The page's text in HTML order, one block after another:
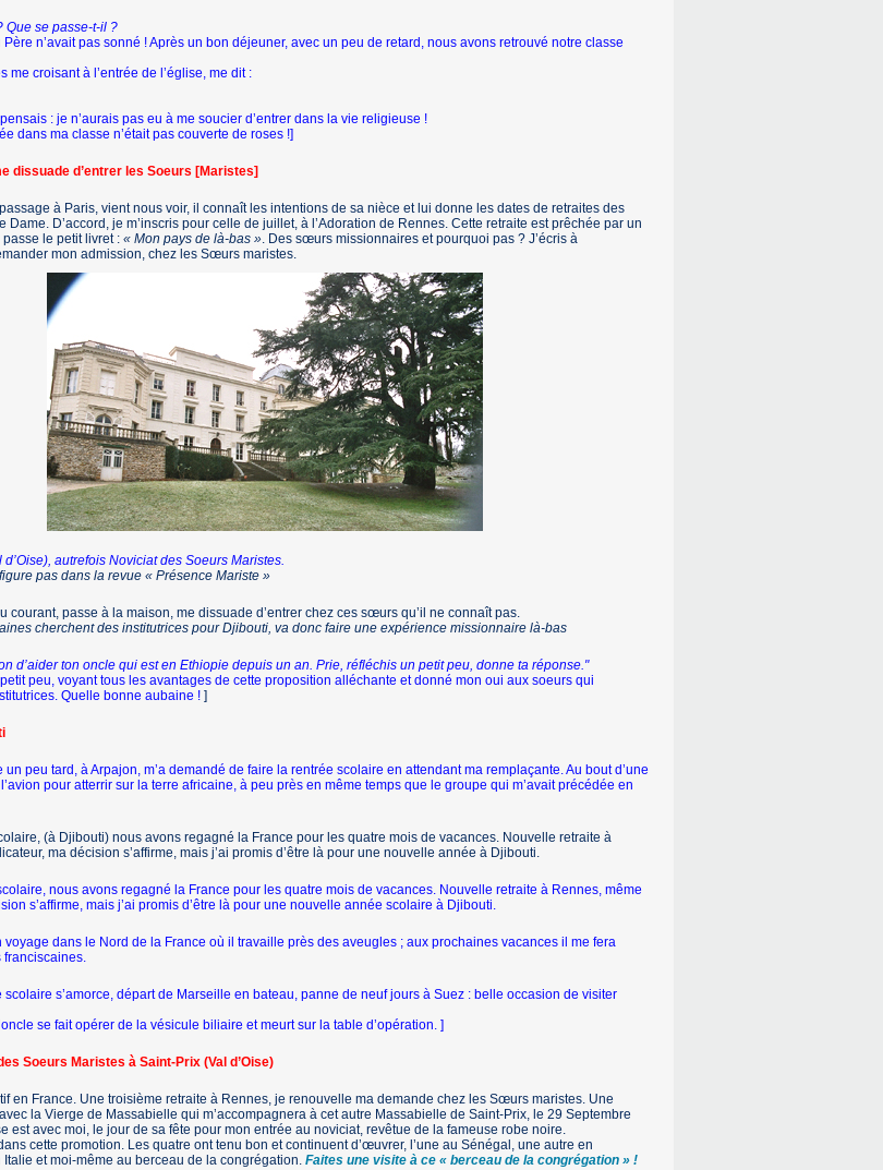
Que se passe-t-il ?
Père n’avait pas sonné ! Après un bon déjeuner, avec un peu de retard, nous avons retrouvé notre classe
me croisant à l’entrée de l’église, me dit :
: je n’aurais pas eu à me soucier d’entrer dans la vie religieuse !
dans ma classe n’était pas couverte de roses !]
dissuade d’entrer les Soeurs [Maristes]
à Paris, vient nous voir, il connaît les intentions de sa nièce et lui donne les dates de retraites des
Dame. D’accord, je m’inscris pour celle de juillet, à l’Adora­tion de Rennes. Cette retraite est prêchée par un
le petit livret :« Mon pays de là-bas ». Des sœurs missionnaires et pourquoi pas ? J’écris à
mon admission, chez les Sœurs maristes.
autrefois Noviciat des Soeurs Maristes.
pas dans la revue « Présence Mariste »
courant, passe à la maison, me dissuade d’entrer chez ces sœurs qu’il ne connaît pas.
cher­chent des institutrices pour Djibouti, va donc faire une expé­rience missionnaire là-bas
d’aider ton oncle qui est en Ethiopie depuis un an. Prie, réfléchis un petit peu, donne ta réponse."
peu, voyant tous les avantages de cette proposition alléchante et donné mon oui aux soeurs qui
Quelle bonne aubaine ! ]
un peu tard, à Arpajon, m’a demandé de faire la rentrée scolaire en attendant ma remplaçante. Au bout d’une
pour atterrir sur la terre africaine, à peu près en même temps que le groupe qui m’avait précédée en
(à Djibouti) nous avons regagné la France pour les quatre mois de vacances. Nouvelle retraite à
ma décision s’affirme, mais j’ai promis d’être là pour une nou­velle année à Djibouti.
nous avons regagné la France pour les quatre mois de vacances. Nouvelle retraite à Rennes, même
s’affirme, mais j’ai promis d’être là pour une nouvelle année scolaire à Djibouti.
voyage dans le Nord de la France où il travaille près des aveugles ; aux prochaines vacances il me fera
franciscaines.
s’amorce, départ de Marseille en bateau, panne de neuf jours à Suez : belle occasion de visiter
se fait opérer de la vésicule biliaire et meurt sur la table d’opération. ]
Soeurs Maristes à Saint-Prix (Val d’Oise)
en France. Une troisième retraite à Rennes, je renouvelle ma demande chez les Sœurs maristes. Une
la Vierge de Massabielle qui m’accompagnera à cet autre Massabielle de Saint-Prix, le 29 Septembre
est avec moi, le jour de sa fête pour mon entrée au noviciat, revêtue de la fameuse robe noire.
cette pro­motion. Les quatre ont tenu bon et continuent d’œuvrer, l’une au Sénégal, une autre en
Italie et moi-même au berceau de la congrégation. Faites une visite à ce « berceau de la congrégation » !